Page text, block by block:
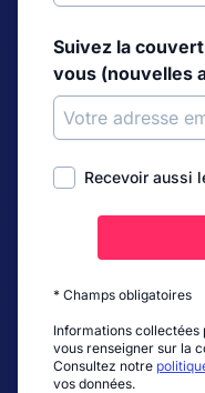
Suivez la
vous (nouvelles
Recevoir aussi
* Champs obligatoires
Informations collectées
vous renseigner sur la
Consultez notre
vos données.